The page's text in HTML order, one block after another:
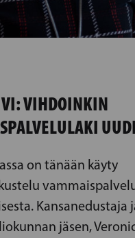
VIHDOINKIN
on tänään käyty
Kansanedustaja
jäsen,